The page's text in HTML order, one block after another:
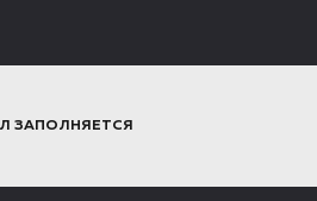
ЗАПОЛНЯЕТСЯ